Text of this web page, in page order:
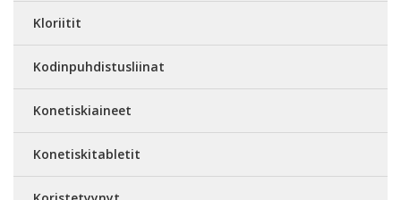
Kloriitit
Kodinpuhdistusliinat
Konetiskiaineet
Konetiskitabletit